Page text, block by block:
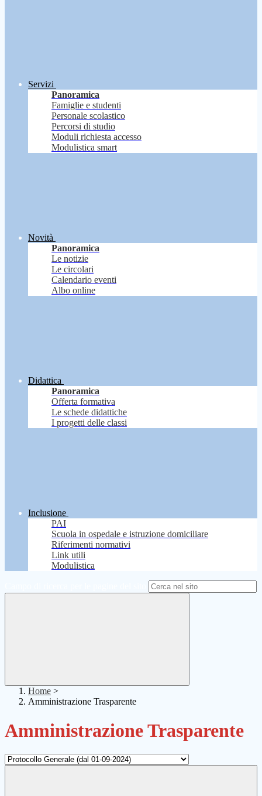
Servizi
Panoramica
Famiglie e studenti
Personale scolastico
Percorsi di studio
Moduli richiesta accesso
Modulistica smart
Novità
Panoramica
Le notizie
Le circolari
Calendario eventi
Albo online
Didattica
Panoramica
Offerta formativa
Le schede didattiche
I progetti delle classi
Inclusione
PAI
Scuola in ospedale e istruzione domiciliare
Riferimenti normativi
Link utili
Modulistica
Home >
Amministrazione Trasparente
Amministrazione Trasparente